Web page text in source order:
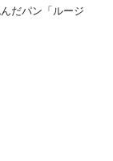
だパン「ルージ